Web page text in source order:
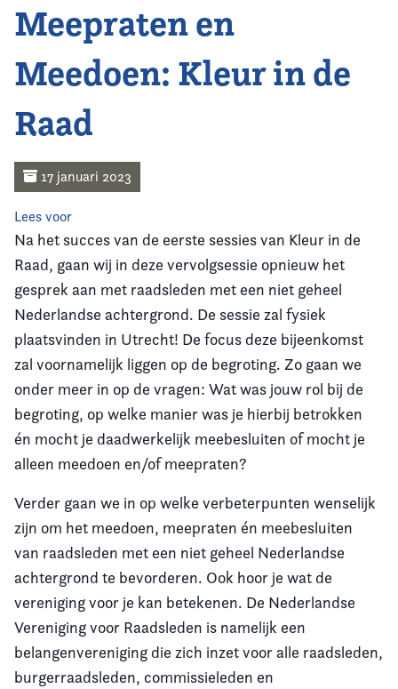
Home
Agenda
Nieuws
Opleiding
Kennis & Informatie
Vereniging
Contact
Meepraten en
Meedoen: Kleur in de
Raad
17 januari 2023
Lees voor
Na het succes van de eerste sessies van Kleur in de
Raad, gaan wij in deze vervolgsessie opnieuw het
gesprek aan met raadsleden met een niet geheel
Nederlandse achtergrond. De sessie zal fysiek
plaatsvinden in Utrecht! De focus deze bijeenkomst
zal voornamelijk liggen op de begroting. Zo gaan we
onder meer in op de vragen: Wat was jouw rol bij de
begroting, op welke manier was je hierbij betrokken
én mocht je daadwerkelijk meebesluiten of mocht je
alleen meedoen en/of meepraten?
Verder gaan we in op welke verbeterpunten wenselijk
zijn om het meedoen, meepraten én meebesluiten
van raadsleden met een niet geheel Nederlandse
achtergrond te bevorderen. Ook hoor je wat de
vereniging voor je kan betekenen. De Nederlandse
Vereniging voor Raadsleden is namelijk een
belangenvereniging die zich inzet voor alle raadsleden,
burgerraadsleden, commissieleden en